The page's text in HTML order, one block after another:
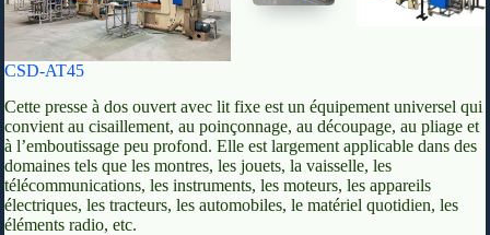
CSD-AT45
Cette presse à dos ouvert avec lit fixe est un équipement universel qui
convient au cisaillement, au poinçonnage, au découpage, au pliage et
à l’emboutissage peu profond. Elle est largement applicable dans des
domaines tels que les montres, les jouets, la vaisselle, les
télécommunications, les instruments, les moteurs, les appareils
électriques, les tracteurs, les automobiles, le matériel quotidien, les
éléments radio, etc.